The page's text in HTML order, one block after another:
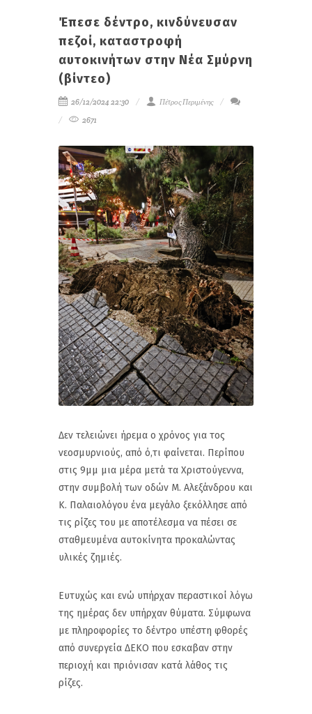
Έπεσε δέντρο, κινδύνευσαν
πεζοί, καταστροφή
αυτοκινήτων στην Νέα Σμύρνη
(βίντεο)
26/12/2024 22:30
Πέτρος Περιμένης
2671
Δεν τελειώνει ήρεμα ο χρόνος για τος
νεοσμυρνιούς, από ό,τι φαίνεται. Περίπου
στις 9μμ μια μέρα μετά τα Χριστούγεννα,
στην συμβολή των οδών Μ. Αλεξάνδρου και
Κ. Παλαιολόγου ένα μεγάλο ξεκόλλησε από
τις ρίζες του με αποτέλεσμα να πέσει σε
σταθμευμένα αυτοκίνητα προκαλώντας
υλικές ζημιές.
Ευτυχώς και ενώ υπήρχαν περαστικοί λόγω
της ημέρας δεν υπήρχαν θύματα. Σύμφωνα
με πληροφορίες το δέντρο υπέστη φθορές
από συνεργεία ΔΕΚΟ που εσκαβαν στην
περιοχή και πριόνισαν κατά λάθος τις
ρίζες.